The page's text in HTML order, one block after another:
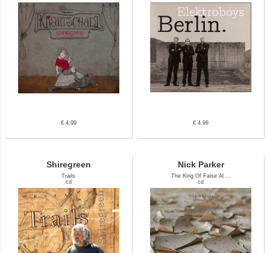
€ 4.99 € 4.99
Shiregreen
Trails
cd
Nick Parker
The King Of False Al ...
cd